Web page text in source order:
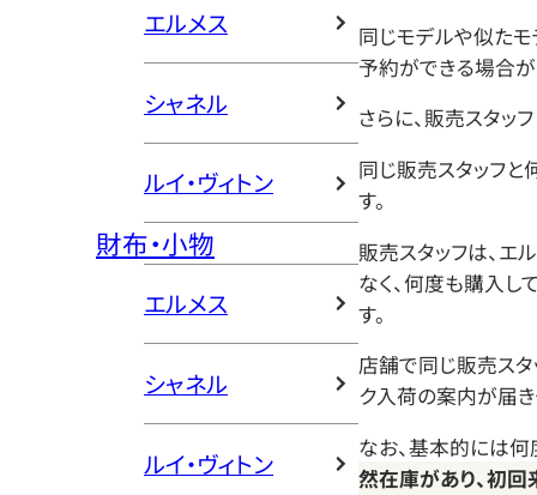
エルメス
シャネル
ルイ・ヴィトン
財布・小物
エルメス
シャネル
ルイ・ヴィトン
同じモデルや似た
予約ができる場合が
さらに、販売スタッ
同じ販売スタッフと
す。
販売スタッフは、エ
なく、何度も購入し
す。
店舗で同じ販売スタ
ク入荷の案内が届き
なお、基本的には
然在庫があり、初回